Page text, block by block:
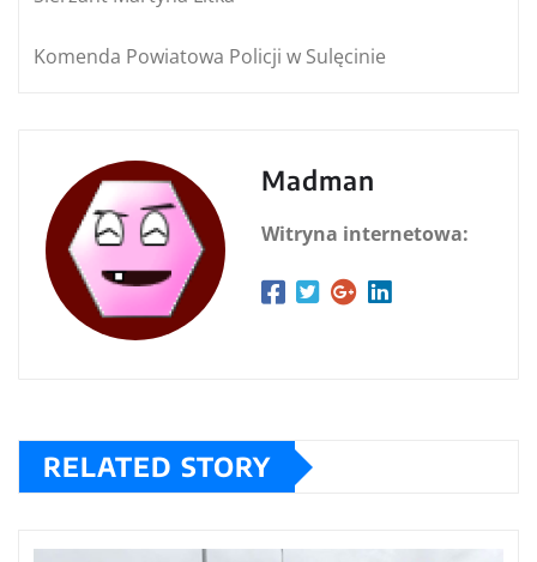
Komenda Powiatowa Policji w Sulęcinie
Madman
Witryna internetowa:
RELATED STORY